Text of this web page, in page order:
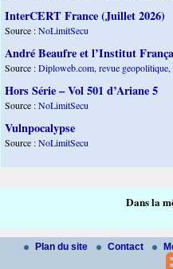
InterCERT France (Juillet 2026)
Source :NoLimitSecu
André Beaufre et l’Institut
Source :Diploweb.com, revue geopolitique,
Hors Série – Vol 501 d’Ariane 5
Source :NoLimitSecu
Vulnpocalypse
Source :NoLimitSecu
Dans la
Plan du site Contact